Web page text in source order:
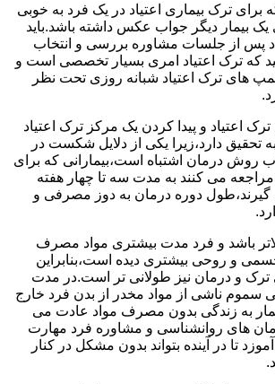
ترک بیماری اعتیاد در یک فرد به خوبی
یک بیمار دیگر جواب عکس داشته باشد.باید
پس از جلسات مشاوره بررسی و انتخاب
که ترک اعتیاد امری بسیار تخصصی است و
های ترک اعتیاد شبانه روزی تحت نظر
اعتیاد و پیدا کردن یک مرکز ترک اعتیاد
به تحقیق دارد،زیرا یکی از دلایل شکست در
روش درمان اشتباه است،بیمارانی که برای
مراجعه می کنند به مدت سه تا چهار هفته
دوره درمان به دوز مصرفی و
باشد و فرد مدت بیشتری مواد مصرف
و روحی بیشتری دیده است،بنابراین
ترک و درمان نیز طولانی تر است.در مدت
سموم ناشی از مواد مخدر از بدن فرد خارج
به زندگی بدون مصرف مواد عادت می
های روانشناسی و مشاوره فرد مهارت
تا در آینده بتواند بدون مشکل در کنار